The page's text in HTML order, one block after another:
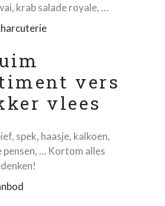
krab salade royale, …
vers
vlees
spek, haasje, kalkoen,
… Kortom alles